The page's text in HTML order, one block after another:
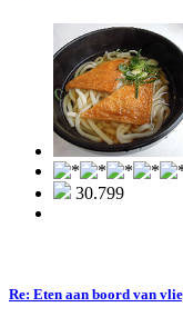
30.799
Re: Eten aan boord van